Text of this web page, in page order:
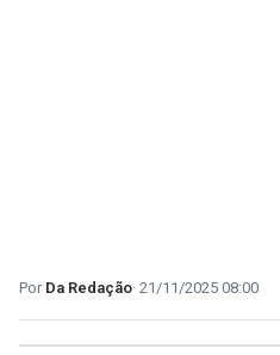
Da Redação 21/11/2025 08:00